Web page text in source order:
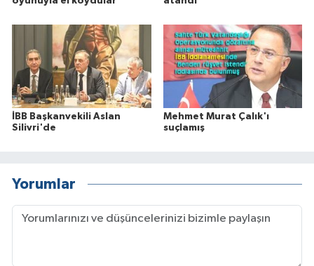
İBB Başkanvekili Aslan
Silivri'de
Mehmet Murat Çalık'ı
suçlamış
Yorumlar